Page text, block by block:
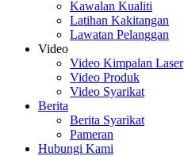
Kawalan Kualiti
Latihan Kakitangan
Lawatan Pelanggan
Video
Video Kimpalan Laser
Video Produk
Video Syarikat
Berita
Berita Syarikat
Pameran
Hubungi Kami